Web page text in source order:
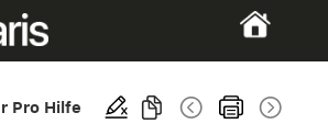
Pro Hilfe